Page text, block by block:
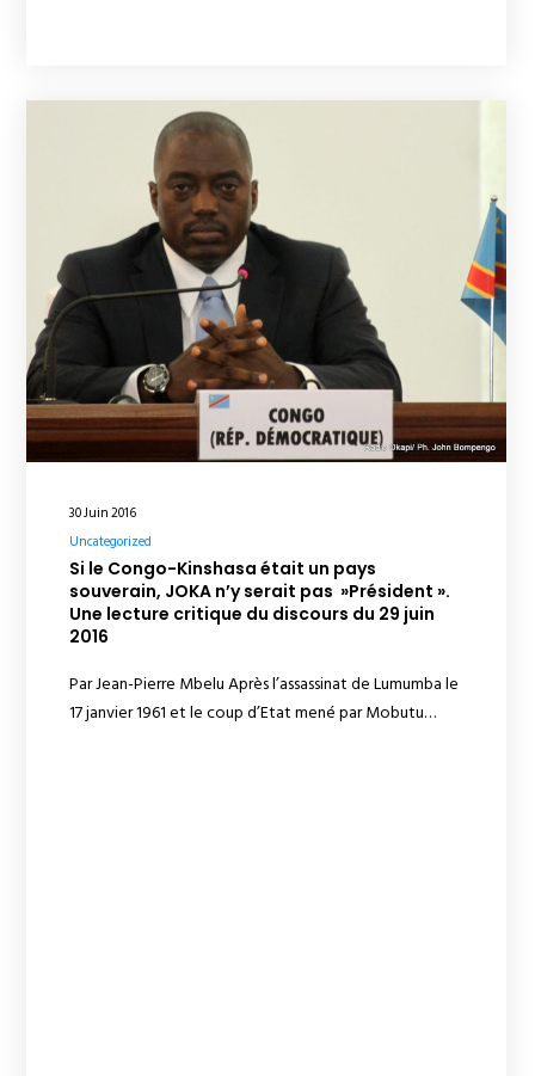
30 Juin 2016
Uncategorized
Si le Congo-Kinshasa était un pays
souverain, JOKA n’y serait pas »Président ».
Une lecture critique du discours du 29 juin
2016
Par Jean-Pierre Mbelu Après l’assassinat de Lumumba le
17 janvier 1961 et le coup d’Etat mené par Mobutu…